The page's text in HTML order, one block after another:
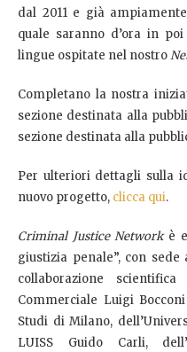
dal 2011 e già
quale saranno d’ora in
lingue ospitate nel nostro
Completano la nostra
sezione destinata alla
sezione destinata alla
Per ulteriori dettagli sulla
nuovo progetto, clicca qui.
Criminal Justice Networkè
giustizia penale”, con
collaborazione
Commerciale Luigi
Studi di Milano,
LUISS Guido Carli,